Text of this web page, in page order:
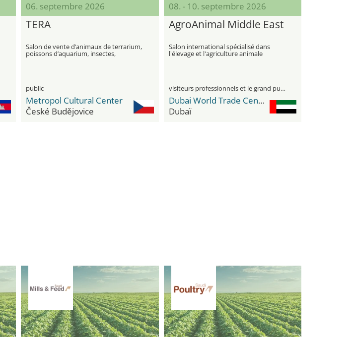
06. septembre 2026
TERA
Salon de vente d’animaux de terrarium,
poissons d’aquarium, insectes,
nourriture, plantes et accessoires
public
Metropol Cultural Center
České Budějovice
08. - 10. septembre 2026
AgroAnimal Middle East
Salon international spécialisé dans
l'élevage et l'agriculture animale
visiteurs professionnels et le grand public
Dubai World Trade Center DWTC
Dubaï